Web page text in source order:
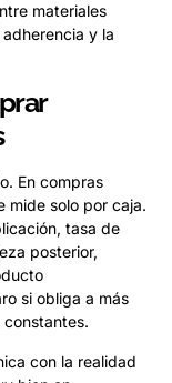
materiales
y la
En compras
mide solo por caja.
tasa de
posterior,
si obliga a más
con la realidad